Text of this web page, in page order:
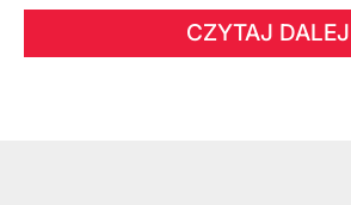
CZYTAJ DALEJ